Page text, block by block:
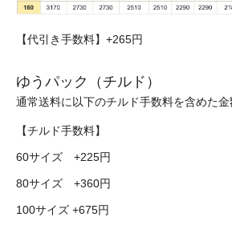
【代引き手数料】+265円
ゆうパック（チルド）
通常送料に以下のチルド手数料を含めた金
【チルド手数料】
60サイズ +225円
80サイズ +360円
100サイズ +675円